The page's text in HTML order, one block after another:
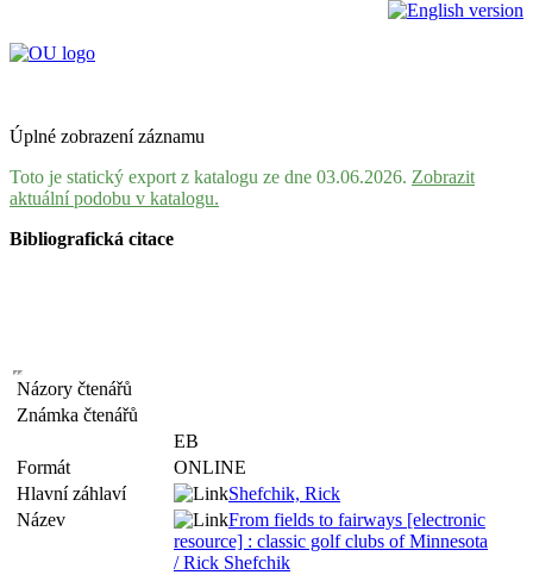
Úplné zobrazení záznamu
Toto je statický export z katalogu ze dne 03.06.2026. Zobrazit
aktuální podobu v katalogu.
Bibliografická citace
Názory čtenářů
Známka čtenářů
EB
Formát
ONLINE
Hlavní záhlaví
Shefchik, Rick
Název
From fields to fairways [electronic
resource] : classic golf clubs of Minnesota
/ Rick Shefchik